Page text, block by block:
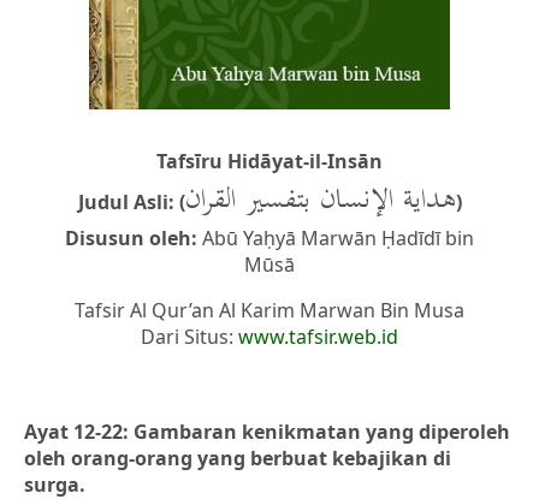
Tafsīru Hidāyat-il-Insān
Judul Asli: (هداية الإنسان بتفسير القران)
Disusun oleh: Abū Yaḥyā Marwān Ḥadīdī bin
Mūsā
Tafsir Al Qur’an Al Karim Marwan Bin Musa
Dari Situs: www.tafsir.web.id
Ayat 12-22: Gambaran kenikmatan yang diperoleh
oleh orang-orang yang berbuat kebajikan di
surga.